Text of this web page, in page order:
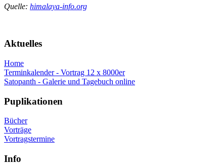
Quelle: himalaya-info.org
Aktuelles
Home
Terminkalender - Vortrag 12 x 8000er
Satopanth - Galerie und Tagebuch online
Puplikationen
Bücher
Vorträge
Vortragstermine
Info